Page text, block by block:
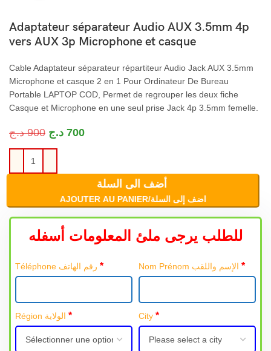
Adaptateur séparateur Audio AUX 3.5mm 4p
vers AUX 3p Microphone et casque
Cable Adaptateur séparateur répartiteur Audio Jack AUX 3.5mm
Microphone et casque 2 en 1 Pour Ordinateur De Bureau
Portable LAPTOP COD, Permet de regrouper les deux fiche
Casque et Microphone en une seul prise Jack 4p 3.5mm femelle.
900 د.ج 700 د.ج
أضف الى السلة
AJOUTER AU PANIER/اضف إلى السلة
للطلب يرجى ملئ المعلومات أسفله
Téléphone رقم الهاتف* *
Région الولاية* City *